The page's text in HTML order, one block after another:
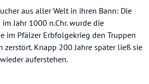
aus aller Welt in ihren Bann: Die
Jahr 1000 n.Chr. wurde die
im Pfälzer Erbfolgekrieg den Truppen
Knapp 200 Jahre später ließ sie
auferstehen.